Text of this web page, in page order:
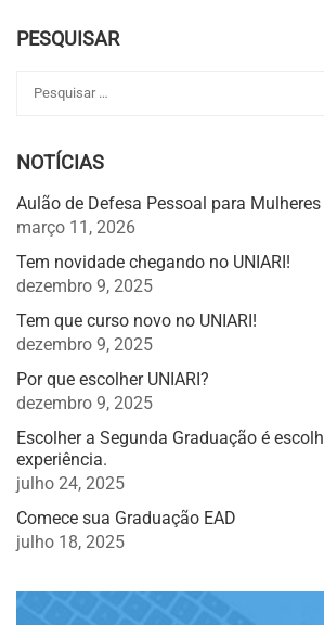
PESQUISAR
NOTÍCIAS
Aulão de Defesa Pessoal para Mulheres
março 11, 2026
Tem novidade chegando no UNIARI!
dezembro 9, 2025
Tem que curso novo no UNIARI!
dezembro 9, 2025
Por que escolher UNIARI?
dezembro 9, 2025
Escolher a Segunda Graduação é
experiência.
julho 24, 2025
Comece sua Graduação EAD
julho 18, 2025